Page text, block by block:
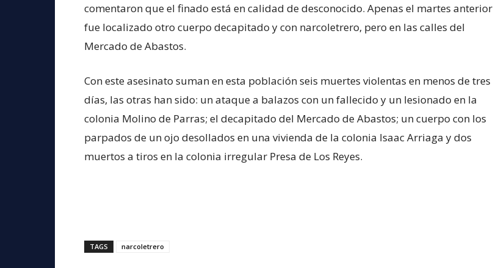
comentaron que el finado está en calidad de desconocido. Apenas el martes anterior
fue localizado otro cuerpo decapitado y con narcoletrero, pero en las calles del
Mercado de Abastos.
Con este asesinato suman en esta población seis muertes violentas en menos de tres
días, las otras han sido: un ataque a balazos con un fallecido y un lesionado en la
colonia Molino de Parras; el decapitado del Mercado de Abastos; un cuerpo con los
parpados de un ojo desollados en una vivienda de la colonia Isaac Arriaga y dos
muertos a tiros en la colonia irregular Presa de Los Reyes.
TAGS narcoletrero